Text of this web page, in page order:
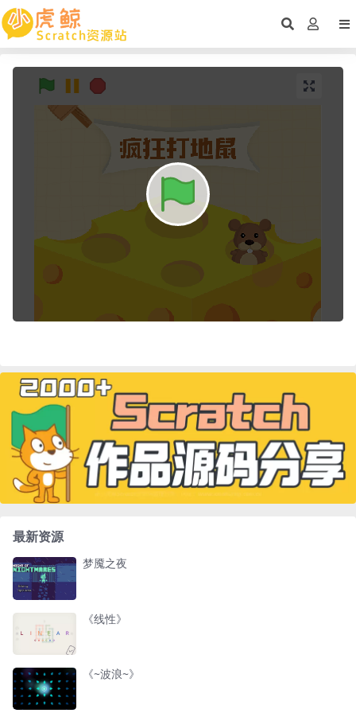
最新资源
梦魇之夜
《线性》
《~波浪~》